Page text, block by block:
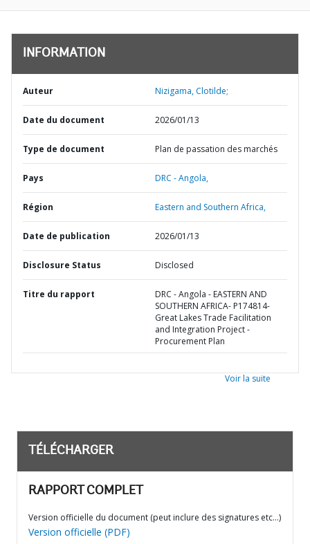
INFORMATION
Auteur Nizigama, Clotilde;
Date du document 2026/01/13
Type de document Plan de passation des marchés
Pays DRC - Angola,
Région Eastern and Southern Africa,
Date de publication 2026/01/13
Disclosure Status Disclosed
Titre du rapport
DRC - Angola - EASTERN AND
SOUTHERN AFRICA- P174814-
Great Lakes Trade Facilitation
and Integration Project -
Procurement Plan
Voir la suite
TÉLÉCHARGER
RAPPORT COMPLET
Version officielle du document (peut inclure des signatures etc…)
Version officielle (PDF)